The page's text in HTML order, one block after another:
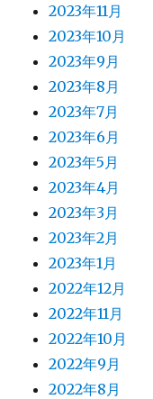
2023年11月
2023年10月
2023年9月
2023年8月
2023年7月
2023年6月
2023年5月
2023年4月
2023年3月
2023年2月
2023年1月
2022年12月
2022年11月
2022年10月
2022年9月
2022年8月